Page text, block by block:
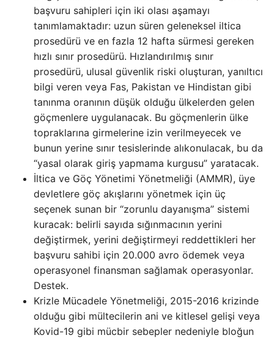
başvuru sahipleri için iki olası aşamayı
tanımlamaktadır: uzun süren geleneksel iltica
prosedürü ve en fazla 12 hafta sürmesi gereken
hızlı sınır prosedürü. Hızlandırılmış sınır
prosedürü, ulusal güvenlik riski oluşturan, yanıltıcı
bilgi veren veya Fas, Pakistan ve Hindistan gibi
tanınma oranının düşük olduğu ülkelerden gelen
göçmenlere uygulanacak. Bu göçmenlerin ülke
topraklarına girmelerine izin verilmeyecek ve
bunun yerine sınır tesislerinde alıkonulacak, bu da
“yasal olarak giriş yapmama kurgusu” yaratacak.
İltica ve Göç Yönetimi Yönetmeliği (AMMR), üye
devletlere göç akışlarını yönetmek için üç
seçenek sunan bir “zorunlu dayanışma” sistemi
kuracak: belirli sayıda sığınmacının yerini
değiştirmek, yerini değiştirmeyi reddettikleri her
başvuru sahibi için 20.000 avro ödemek veya
operasyonel finansman sağlamak operasyonlar.
Destek.
Krizle Mücadele Yönetmeliği, 2015-2016 krizinde
olduğu gibi mültecilerin ani ve kitlesel gelişi veya
Kovid-19 gibi mücbir sebepler nedeniyle bloğun